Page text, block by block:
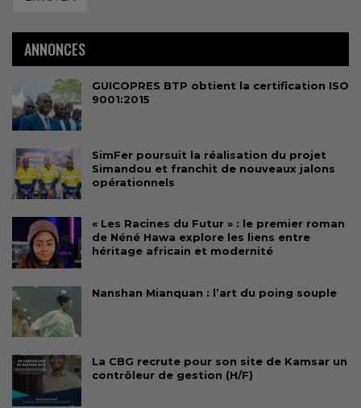
ANNONCES
GUICOPRES BTP obtient la certification ISO
9001:2015
SimFer poursuit la réalisation du projet
Simandou et franchit de nouveaux jalons
opérationnels
« Les Racines du Futur » : le premier roman
de Néné Hawa explore les liens entre
héritage africain et modernité
Nanshan Mianquan : l’art du poing souple
La CBG recrute pour son site de Kamsar un
contrôleur de gestion (H/F)